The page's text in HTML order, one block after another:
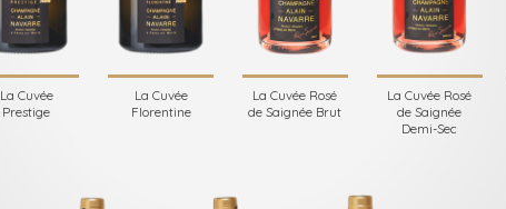
La Cuvée
Prestige
La Cuvée
Florentine
La Cuvée Rosé
de Saignée Brut
La Cuvée Rosé
de Saignée
Demi-Sec